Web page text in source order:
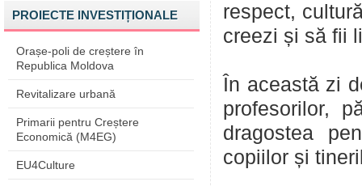
PROIECTE INVESTIȚIONALE
Orașe-poli de creștere în
Republica Moldova
Revitalizare urbană
Primarii pentru Creștere
Economică (M4EG)
EU4Culture
respect,
creezi și să fii
În această zi
profesorilor,
dragostea
copiilor și